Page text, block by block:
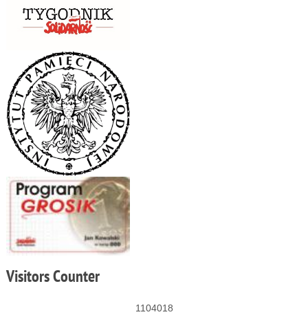
VisitorsCounter
1104018